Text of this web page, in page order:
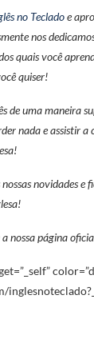
no Tecladoe
nos
quais você
quiser!
de uma maneira
nada e assistir a
novidades
a nossa página